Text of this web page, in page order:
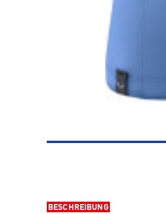
BESCHREIBUNG